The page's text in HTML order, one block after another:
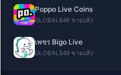
Poppo Live Coins
GLOBAL 846 ขายแล้ว
เพชร Bigo Live
GLOBAL 549 ขายแล้ว